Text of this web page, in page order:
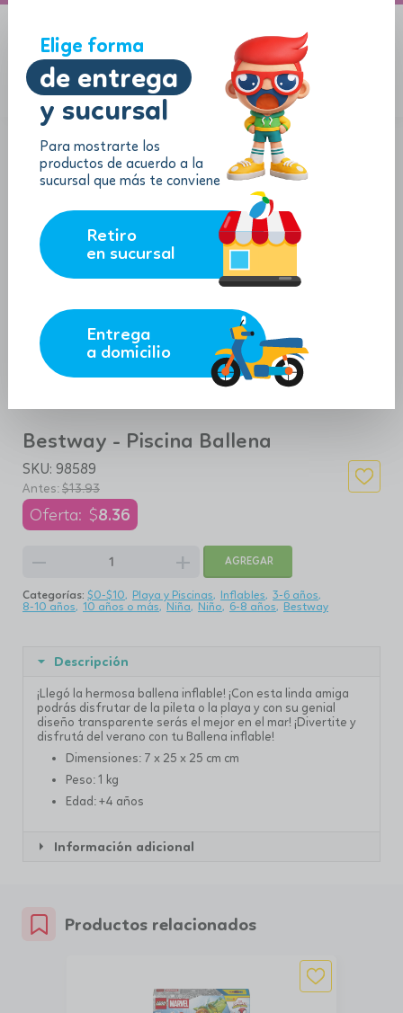
Elige forma
de entrega
y sucursal
Para mostrarte los
productos de acuerdo a la
sucursal que más te conviene
Retiro
en sucursal
Entrega
a domicilio
-40%
Bestway - Piscina Ballena
SKU: 98589
$13.93
$8.36
remove add AGREGAR
Categorías: $0-$10 Playa y Piscinas Inflables 3-6 años
8-10 años
10 años o más Niña Niño 6-8 años Bestway
Descripción
¡Llegó la hermosa ballena inflable! ¡Con esta linda amiga
podrás disfrutar de la pileta o la playa y con su genial
diseño transparente serás el mejor en el mar! ¡Divertite y
disfrutá del verano con tu Ballena inflable!
Dimensiones: 7 x 25 x 25 cm cm
Peso: 1 kg
Edad: +4 años
Información adicional
Productos relacionados